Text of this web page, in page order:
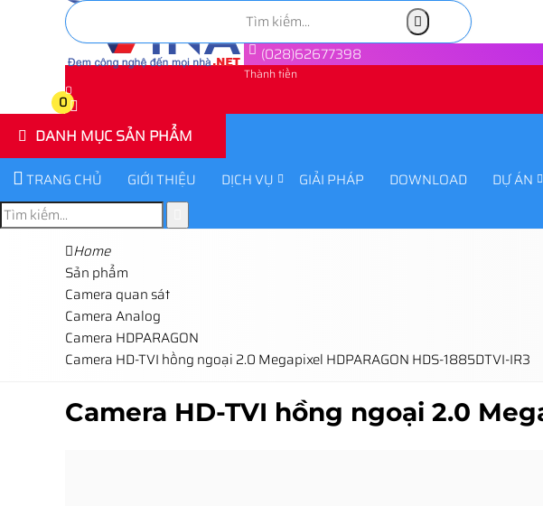
(028)62677398
Thành tiền
0
0
DANH MỤC SẢN PHẨM
TRANG CHỦ GIỚI THIỆU DỊCH VỤ GIẢI PHÁP DOWNLOAD DỰ ÁN
Home
Sản phẩm
Camera quan sát
Camera Analog
Camera HDPARAGON
Camera HD-TVI hồng ngoại 2.0 Megapixel HDPARAGON HDS-1885DTVI-IR3
Camera HD-TVI hồng ngoại 2.0